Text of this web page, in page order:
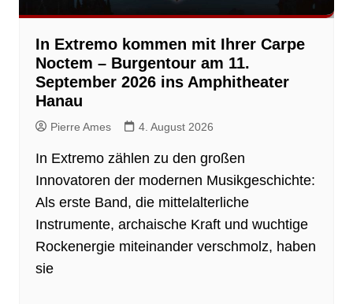
In Extremo kommen mit Ihrer Carpe
Noctem – Burgentour am 11.
September 2026 ins Amphitheater
Hanau
Pierre Ames 4. August 2026
In Extremo zählen zu den großen
Innovatoren der modernen Musikgeschichte:
Als erste Band, die mittelalterliche
Instrumente, archaische Kraft und wuchtige
Rockenergie miteinander verschmolz, haben
sie